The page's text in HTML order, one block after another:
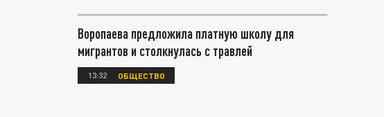
Воропаева предложила платную школу для
мигрантов и столкнулась с травлей
13:32 ОБЩЕСТВО